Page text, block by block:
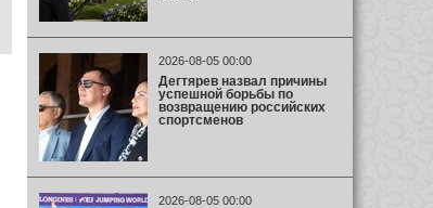
2026-08-05 00:00
Дегтярев назвал причины
успешной борьбы по
возвращению российских
спортсменов
2026-08-05 00:00